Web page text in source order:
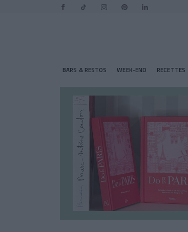
BARS & RESTOS WEEK-END RECETTES